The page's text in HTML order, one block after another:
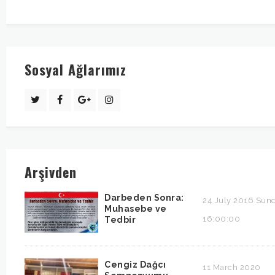
Sosyal Ağlarımız
Arşivden
Darbeden Sonra:
Muhasebe ve
Tedbir
24 July 2016
16:00:00
Cengiz Dağcı
11 March 2020